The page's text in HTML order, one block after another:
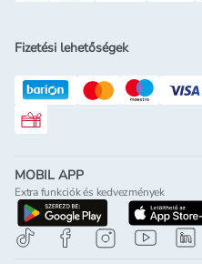
Fizetési lehetőségek
Rossmann ajándékkártya
MOBIL APP
Extra funkciók és kedvezmények
letöltés a